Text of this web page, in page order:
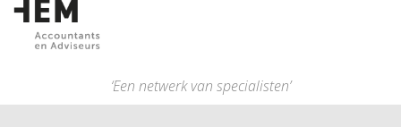
‘Een netwerk van specialisten’